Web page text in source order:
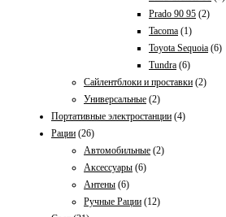
Prado 90 95 (2)
Tacoma (1)
Toyota Sequoia (6)
Tundra (6)
Сайлентблоки и проставки (2)
Универсальные (2)
Портативные электростанции (4)
Рации (26)
Автомобильные (2)
Аксессуары (6)
Антены (6)
Ручные Рации (12)